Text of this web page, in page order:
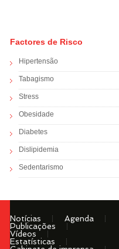
Factores de Risco
Hipertensão
Tabagismo
Stress
Obesidade
Diabetes
Dislipidemia
Sedentarismo
Notícias
Agenda
Publicações
Vídeos
Estatísticas